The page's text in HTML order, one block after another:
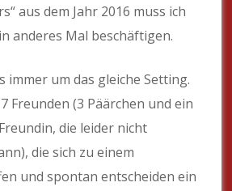
aus dem Jahr 2016 muss ich
anderes Mal beschäftigen.
immer um das gleiche Setting.
Freunden (3 Päärchen und ein
die leider nicht
die sich zu einem
und spontan entscheiden ein